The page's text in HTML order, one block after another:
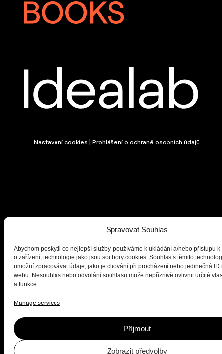
Spravovat Souhlas
Abychom poskytli co nejlepší služby, používáme k ukládání a/nebo přístupu k
o zařízení, technologie jako jsou soubory cookies. Souhlas s těmito
umožní zpracovávat údaje, jako je chování při procházení nebo jedinečná ID
webu. Nesouhlas nebo odvolání souhlasu může nepříznivě ovlivnit určité
a funkce.
Manage services
Příjmout
Zobrazit předvolby
Nastavení cookies | Prohlášení o ochraně osobních údajů